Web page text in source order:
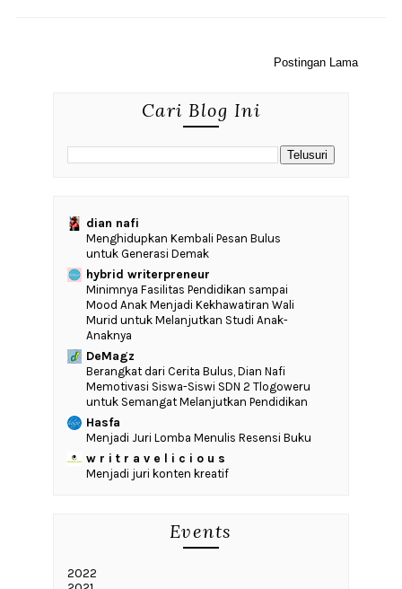
Postingan Lama
Cari Blog Ini
dian nafi
Menghidupkan Kembali Pesan Bulus
untuk Generasi Demak
hybrid writerpreneur
‎Minimnya Fasilitas Pendidikan sampai
Mood Anak Menjadi Kekhawatiran Wali
Murid untuk Melanjutkan Studi Anak-
Anaknya
DeMagz
‎Berangkat dari Cerita Bulus, Dian Nafi
Memotivasi Siswa-Siswi SDN 2 Tlogoweru
untuk Semangat Melanjutkan Pendidikan
Hasfa
Menjadi Juri Lomba Menulis Resensi Buku
w r i t r a v e l i c i o u s
Menjadi juri konten kreatif
Events
2022